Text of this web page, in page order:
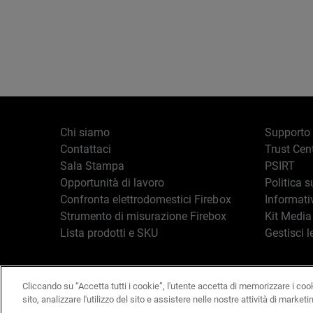
Chi siamo
Contattaci
Sala Stampa
Opportunità di lavoro
Confronta elettrodomestici Firebox
Strumento di misurazione Firebox
Lista prodotti e SKU
Supporto
Trust
PSIRT
Politica
Kit
Gestisci
Italiano Copyright ©
Cliccando su “Accetta tutti i cookie”, l'utente accetta di memorizzare i
sito, analizzare l'utilizzo del sito e assistere nelle nostre attività di